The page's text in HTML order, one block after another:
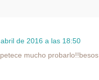
de 2016 a las 18:50
mucho probarlo!!besos